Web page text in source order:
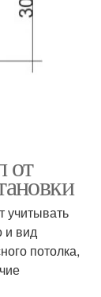
от
учитывать
и вид
потолка,